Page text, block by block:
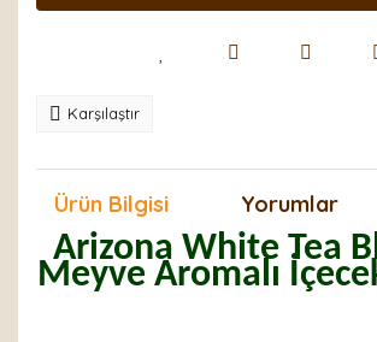
Karşılaştır
Ürün Bilgisi Yorumlar
Arizona White Tea
Meyve Aromalı